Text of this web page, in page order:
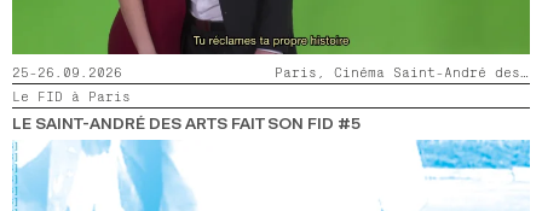
25-26.09.2026
Paris, Cinéma Saint-André des Arts
Le FID à Paris
LE SAINT-ANDRÉ DES ARTS FAIT SON FID #5